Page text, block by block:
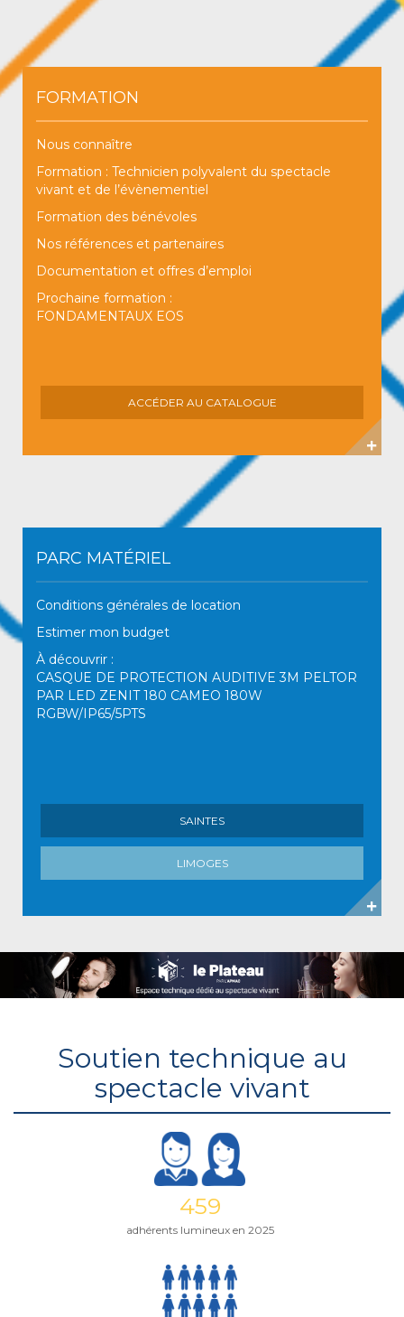
FORMATION
Nous connaître
Formation : Technicien polyvalent du spectacle
vivant et de l’évènementiel
Formation des bénévoles
Nos références et partenaires
Documentation et offres d’emploi
Prochaine formation :
FONDAMENTAUX EOS
ACCÉDER AU CATALOGUE
PARC MATÉRIEL
Conditions générales de location
Estimer mon budget
À découvrir :
CASQUE DE PROTECTION AUDITIVE 3M PELTOR
PAR LED ZENIT 180 CAMEO 180W
RGBW/IP65/5PTS
SAINTES
LIMOGES
Soutien technique au
spectacle vivant
459
adhérents lumineux en 2025